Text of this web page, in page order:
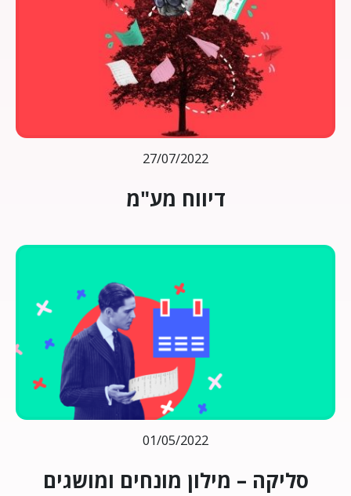
27/07/2022
דיווח מע"מ
01/05/2022
סליקה – מילון מונחים ומושגים